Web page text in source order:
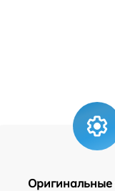
Оригинальные